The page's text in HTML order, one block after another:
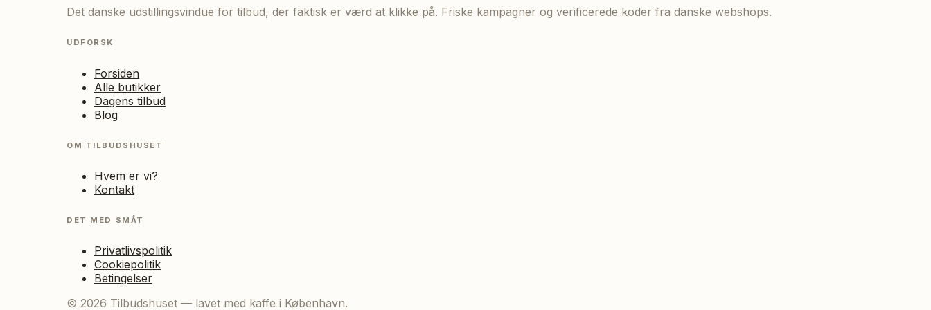
Det danske udstillingsvindue for tilbud, der faktisk er værd at klikke på. Friske kampagner og verificerede koder fra danske webshops.
UDFORSK
Forsiden
Alle butikker
Dagens tilbud
Blog
OM TILBUDSHUSET
Hvem er vi?
Kontakt
DET MED SMÅT
Privatlivspolitik
Cookiepolitik
Betingelser
© 2026 Tilbudshuset — lavet med kaffe i København.